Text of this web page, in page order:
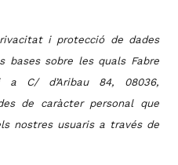
i protecció de dades
bases sobre les quals Fabre
a C/ d’Aribau 84, 08036,
de caràcter personal que
nostres usuaris a través de